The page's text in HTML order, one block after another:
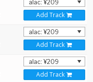
Add Track
Add Track
Add Track